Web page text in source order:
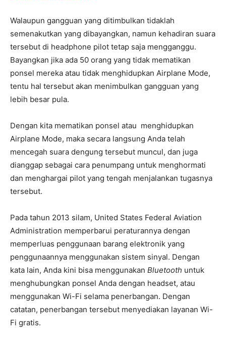
Walaupun gangguan yang ditimbulkan tidaklah
semenakutkan yang dibayangkan, namun kehadiran suara
tersebut di headphone pilot tetap saja mengganggu.
Bayangkan jika ada 50 orang yang tidak mematikan
ponsel mereka atau tidak menghidupkan Airplane Mode,
tentu hal tersebut akan menimbulkan gangguan yang
lebih besar pula.
Dengan kita mematikan ponsel atau menghidupkan
Airplane Mode, maka secara langsung Anda telah
mencegah suara dengung tersebut muncul, dan juga
dianggap sebagai cara penumpang untuk menghormati
dan menghargai pilot yang tengah menjalankan tugasnya
tersebut.
Pada tahun 2013 silam, United States Federal Aviation
Administration memperbarui peraturannya dengan
memperluas penggunaan barang elektronik yang
penggunaannya menggunakan sistem sinyal. Dengan
kata lain, Anda kini bisa menggunakan Bluetooth untuk
menghubungkan ponsel Anda dengan headset, atau
menggunakan Wi-Fi selama penerbangan. Dengan
catatan, penerbangan tersebut menyediakan layanan Wi-
Fi gratis.